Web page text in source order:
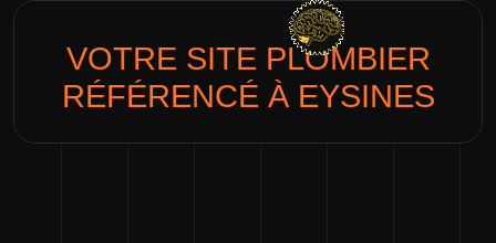
VOTRE SITE PLOMBIER
RÉFÉRENCÉ À EYSINES